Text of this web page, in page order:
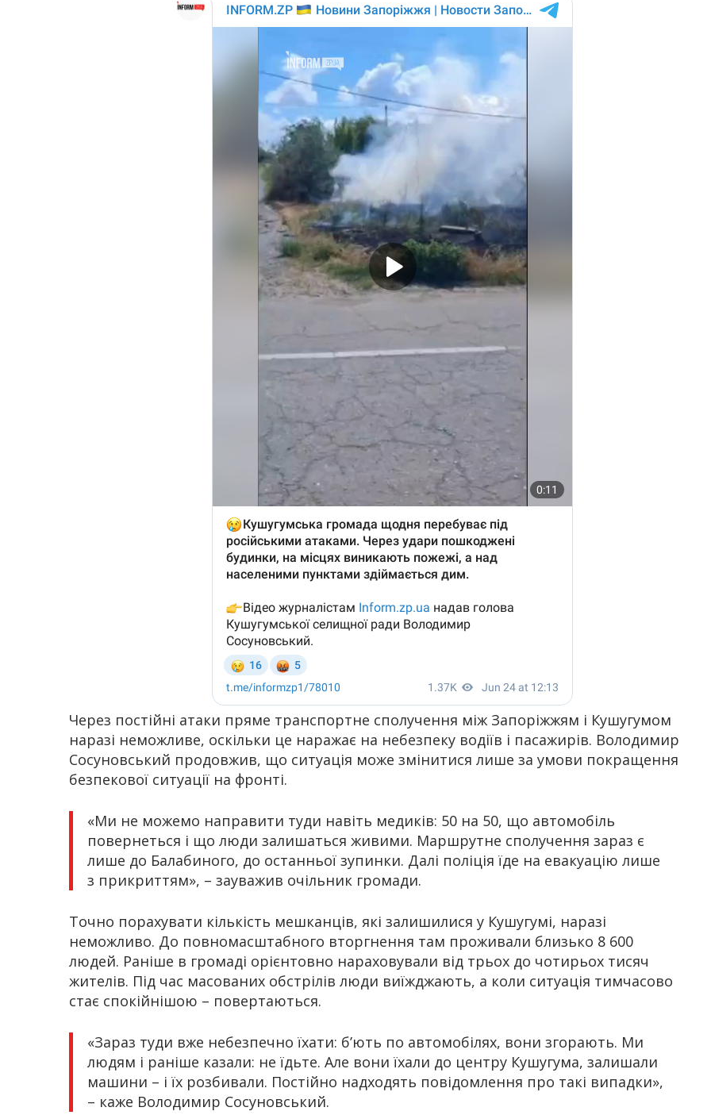
Через постійні атаки пряме транспортне сполучення між Запоріжжям і Кушугумом
наразі неможливе, оскільки це наражає на небезпеку водіїв і пасажирів. Володимир
Сосуновський продовжив, що ситуація може змінитися лише за умови покращення
безпекової ситуації на фронті.
«Ми не можемо направити туди навіть медиків: 50 на 50, що автомобіль
повернеться і що люди залишаться живими. Маршрутне сполучення зараз є
лише до Балабиного, до останньої зупинки. Далі поліція їде на евакуацію лише
з прикриттям», – зауважив очільник громади.
Точно порахувати кількість мешканців, які залишилися у Кушугумі, наразі
неможливо. До повномасштабного вторгнення там проживали близько 8 600
людей. Раніше в громаді орієнтовно нараховували від трьох до чотирьох тисяч
жителів. Під час масованих обстрілів люди виїжджають, а коли ситуація тимчасово
стає спокійнішою – повертаються.
«Зараз туди вже небезпечно їхати: б’ють по автомобілях, вони згорають. Ми
людям і раніше казали: не їдьте. Але вони їхали до центру Кушугума, залишали
машини – і їх розбивали. Постійно надходять повідомлення про такі випадки»,
– каже Володимир Сосуновський.